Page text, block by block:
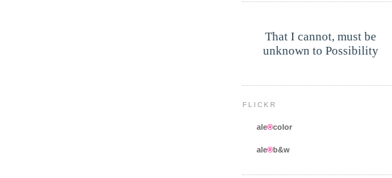
That I cannot, must be
unknown to Possibility
FLICKR
ale®color
ale®b&w